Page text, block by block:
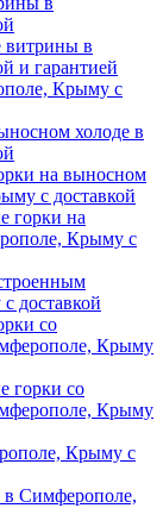
витрины в
и гарантией
Крыму с
холоде в
на выносном
с доставкой
горки на
Крыму с
доставкой
со
Крыму
горки со
Крыму
Крыму с
в Симферополе,